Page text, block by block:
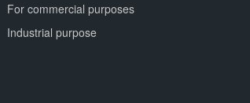
For commercial purposes
Industrial purpose